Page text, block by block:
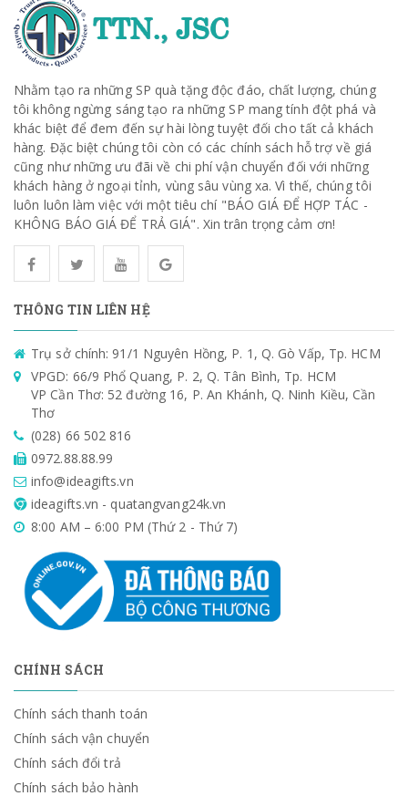
Nhằm tạo ra những SP quà tặng độc đáo, chất lượng, chúng
tôi không ngừng sáng tạo ra những SP mang tính đột phá và
khác biệt để đem đến sự hài lòng tuyệt đối cho tất cả khách
hàng. Đặc biệt chúng tôi còn có các chính sách hỗ trợ về giá
cũng như những ưu đãi về chi phí vận chuyển đối với những
khách hàng ở ngoại tỉnh, vùng sâu vùng xa. Vì thế, chúng tôi
luôn luôn làm việc với một tiêu chí "BÁO GIÁ ĐỂ HỢP TÁC -
KHÔNG BÁO GIÁ ĐỂ TRẢ GIÁ". Xin trân trọng cảm ơn!
THÔNG TIN LIÊN HỆ
Trụ sở chính: 91/1 Nguyên Hồng, P. 1, Q. Gò Vấp, Tp. HCM
VPGD: 66/9 Phổ Quang, P. 2, Q. Tân Bình, Tp. HCM
VP Cần Thơ: 52 đường 16, P. An Khánh, Q. Ninh Kiều, Cần
Thơ
(028) 66 502 816
0972.88.88.99
info@ideagifts.vn
ideagifts.vn - quatangvang24k.vn
8:00 AM – 6:00 PM (Thứ 2 - Thứ 7)
CHÍNH SÁCH
Chính sách thanh toán
Chính sách vận chuyển
Chính sách đổi trả
Chính sách bảo hành